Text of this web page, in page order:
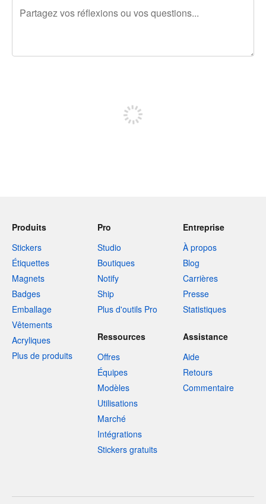
Produits
Stickers
Étiquettes
Magnets
Badges
Emballage
Vêtements
Acryliques
Plus de produits
Pro
Studio
Boutiques
Notify
Ship
Plus d'outils Pro
Entreprise
À propos
Blog
Carrières
Presse
Statistiques
Ressources
Offres
Équipes
Modèles
Utilisations
Marché
Intégrations
Stickers gratuits
Assistance
Aide
Retours
Commentaire